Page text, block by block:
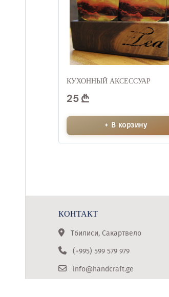
КУХОННЫЙ АКСЕССУАР
25
+ В корзину
КОНТАКТ
Тбилиси, Сакартвело
(+995) 599 579 979
info@handcraft.ge